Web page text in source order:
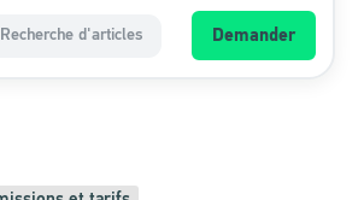
Recherche d'articles Demander